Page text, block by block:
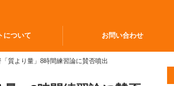
について お問い合わせ
質より量」8時間練習論に賛否噴出